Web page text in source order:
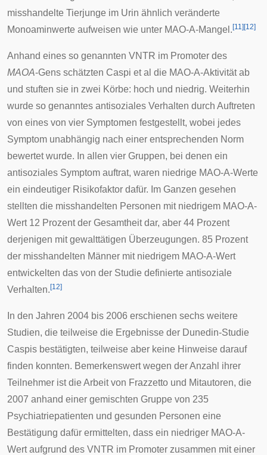
misshandelte Tierjunge im Urin ähnlich veränderte
Monoaminwerte aufweisen wie unter MAO-A-Mangel. [11] [12]
Anhand eines so genannten VNTR im Promoter des
MAOA-Gens schätzten Caspi et al die MAO-A-Aktivität ab
und stuften sie in zwei Körbe: hoch und niedrig. Weiterhin
wurde so genanntes antisoziales Verhalten durch Auftreten
von eines von vier Symptomen festgestellt, wobei jedes
Symptom unabhängig nach einer entsprechenden Norm
bewertet wurde. In allen vier Gruppen, bei denen ein
antisoziales Symptom auftrat, waren niedrige MAO-A-Werte
ein eindeutiger Risikofaktor dafür. Im Ganzen gesehen
stellten die misshandelten Personen mit niedrigem MAO-A-
Wert 12 Prozent der Gesamtheit dar, aber 44 Prozent
derjenigen mit gewalttätigen Überzeugungen. 85 Prozent
der misshandelten Männer mit niedrigem MAO-A-Wert
entwickelten das von der Studie definierte antisoziale
Verhalten. [12]
In den Jahren 2004 bis 2006 erschienen sechs weitere
Studien, die teilweise die Ergebnisse der Dunedin-Studie
Caspis bestätigten, teilweise aber keine Hinweise darauf
finden konnten. Bemerkenswert wegen der Anzahl ihrer
Teilnehmer ist die Arbeit von Frazzetto und Mitautoren, die
2007 anhand einer gemischten Gruppe von 235
Psychiatriepatienten und gesunden Personen eine
Bestätigung dafür ermittelten, dass ein niedriger MAO-A-
Wert aufgrund des VNTR im Promoter zusammen mit einer